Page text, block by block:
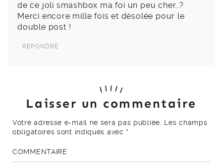
de ce joli smashbox ma foi un peu cher..?
Merci encore mille fois et désolée pour le
double post !
RÉPONDRE
Laisser un commentaire
Votre adresse e-mail ne sera pas publiée. Les champs
obligatoires sont indiqués avec *
COMMENTAIRE